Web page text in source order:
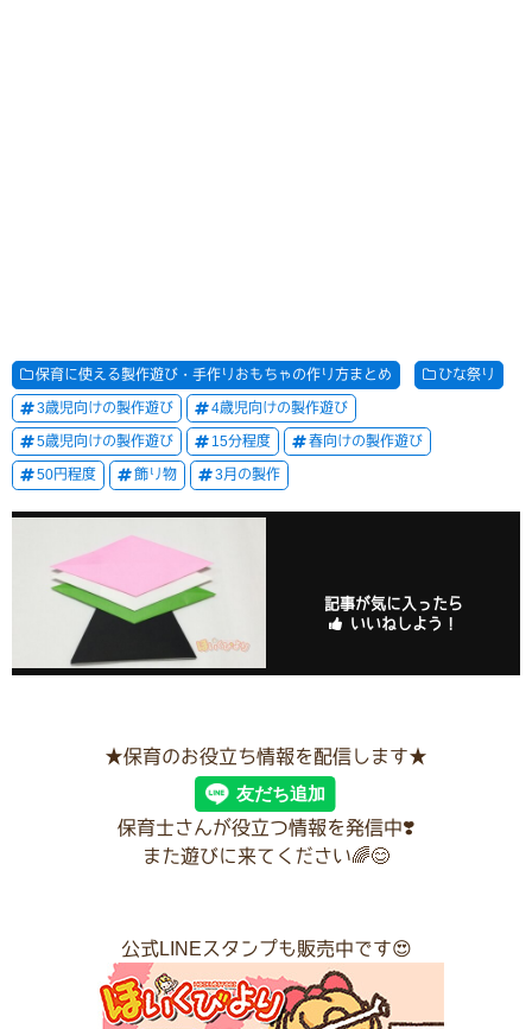
保育に使える製作遊び・手作りおもちゃの作り方まとめ ひな祭り
3歳児向けの製作遊び 4歳児向けの製作遊び
5歳児向けの製作遊び 15分程度 春向けの製作遊び
50円程度 飾り物 3月の製作
記事が気に入ったら
いいねしよう！
★保育のお役立ち情報を配信します★
保育士さんが役立つ情報を発信中❣️
また遊びに来てください🌈😊
公式LINEスタンプも販売中です😍